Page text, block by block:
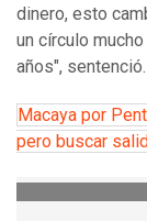
dinero, esto
un círculo
años", sentenció.
Macaya por
pero buscar